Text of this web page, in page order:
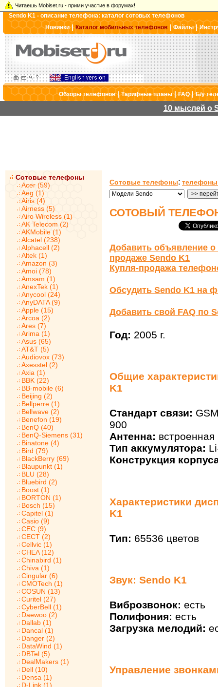
Читаешь Mobiset.ru - прими участие в форумах!
Sendo K1 - описание телефона: каталог сотовых телефонов
Новинки|Каталог мобильных телефонов |Файлы|
Обзоры телефонов|Тарифные планы|FAQ|Б/у
10 мыслей о
Сотовые телефоны
Acer (59)
Aeg (1)
Airis (4)
Airness (5)
Airo Wireless (1)
AK Telecom (2)
AKMobile (1)
Alcatel (238)
Alphacell (2)
Altek (1)
Amazon (3)
Amoi (78)
Amsam (1)
AnexTek (1)
Anycool (24)
AnyDATA (9)
Apple (15)
Arcoa (2)
Ares (7)
Arima (1)
Asus (65)
AT&T (5)
Audiovox (73)
Axesstel (2)
Axia (1)
BBK (22)
BB-mobile (6)
Beijing (2)
Bellperre (1)
Bellwave (2)
Benefon (19)
BenQ (40)
BenQ-Siemens (31)
Binatone (4)
Bird (79)
BlackBerry (69)
Blaupunkt (1)
BLU (28)
Bluebird (2)
Boost (1)
BORTON (1)
Bosch (15)
Capitel (1)
Casio (9)
CEC (9)
CECT (2)
Cellvic (1)
CHEA (12)
Chinabird (1)
Chiva (1)
Cingular (6)
CMOTech (1)
COSUN (13)
Curitel (27)
CyberBell (1)
Daewoo (2)
Dallab (1)
Dancal (1)
Danger (2)
DataWind (1)
DBTel (5)
DealMakers (1)
Dell (10)
Densa (1)
D-Link (1)
Сотовые телефоны:
СОТОВЫЙ ТЕЛЕФОН
Добавить объявление о
продаже Sendo K1
Купля-продажа
Обсудить Sendo K1 на
Добавить свой FAQ по
Год: 2005 г.
Общие
K1
Стандарт связи:
900
Антенна: встроенная
Тип аккумулятора:
Конструкция
Характеристики
K1
Тип: 65536 цветов
Звук: Sendo K1
Виброзвонок: есть
Полифония: есть
Загрузка мелодий:
Управление